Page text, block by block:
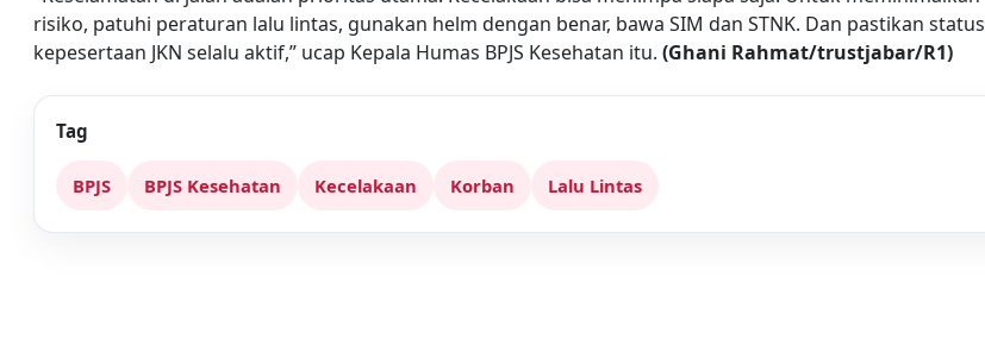
risiko, patuhi peraturan lalu lintas, gunakan helm dengan benar, bawa SIM dan STNK. Dan pastikan status
kepesertaan JKN selalu aktif,” ucap Kepala Humas BPJS Kesehatan itu. (Ghani Rahmat/trustjabar/R1)
Tag
BPJS BPJS Kesehatan Kecelakaan Korban Lalu Lintas